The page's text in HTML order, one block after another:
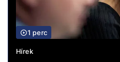
1 perc
Hírek